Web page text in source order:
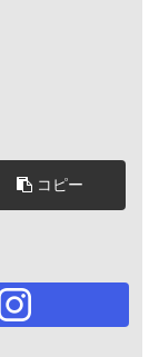
コピー